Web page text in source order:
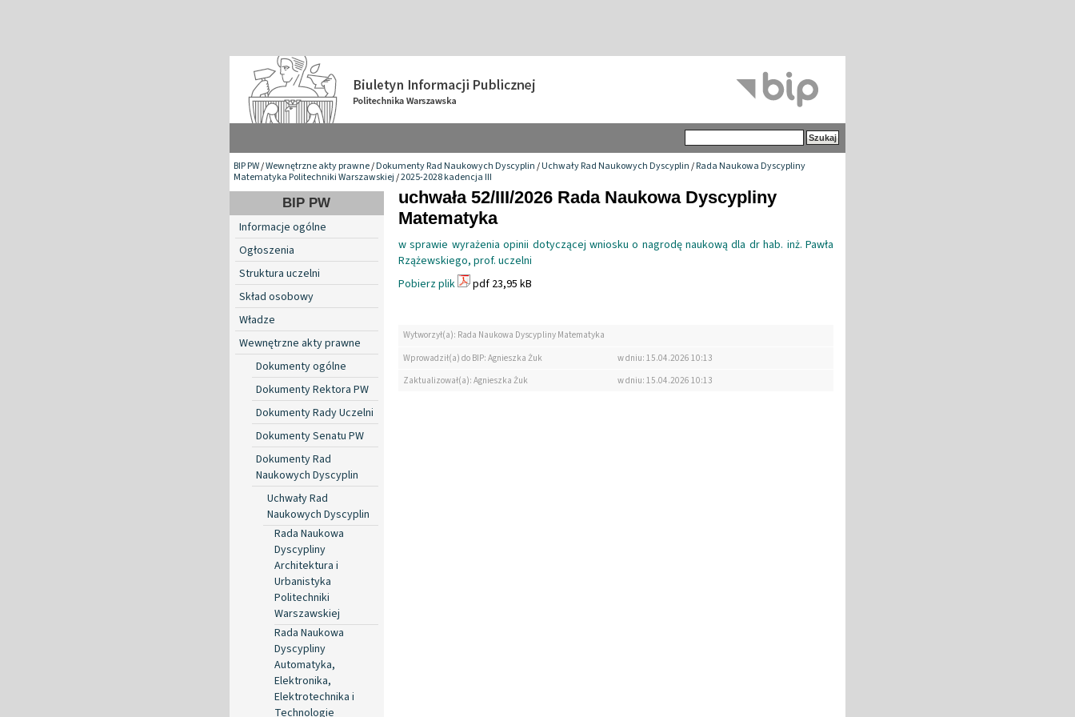
BIP PW/Wewnętrzne akty prawne/Dokumenty Rad Naukowych Dyscyplin/Uchwały Rad Naukowych Dyscyplin/Rada Naukowa Dyscypliny
Matematyka Politechniki Warszawskiej/2025-2028 kadencja III
BIP PW
Informacje ogólne
Ogłoszenia
Struktura uczelni
Skład osobowy
Władze
Wewnętrzne akty prawne
Dokumenty ogólne
Dokumenty Rektora PW
Dokumenty Rady Uczelni
Dokumenty Senatu PW
Dokumenty Rad
Naukowych Dyscyplin
Uchwały Rad
Naukowych Dyscyplin
Rada Naukowa
Dyscypliny
Architektura i
Urbanistyka
Politechniki
Warszawskiej
Rada Naukowa
Dyscypliny
Automatyka,
Elektronika,
Elektrotechnika i
Technologie
uchwała 52/III/2026 Rada Naukowa Dyscypliny
Matematyka
w sprawie wyrażenia opinii dotyczącej wniosku o nagrodę naukową dla dr hab. inż. Pawła
Rzążewskiego, prof. uczelni
Pobierz plik
pdf 23,95 kB
Wytworzył(a): Rada Naukowa Dyscypliny Matematyka
Wprowadził(a) do BIP: Agnieszka Żuk
w dniu: 15.04.2026 10:13
Zaktualizował(a): Agnieszka Żuk
w dniu: 15.04.2026 10:13